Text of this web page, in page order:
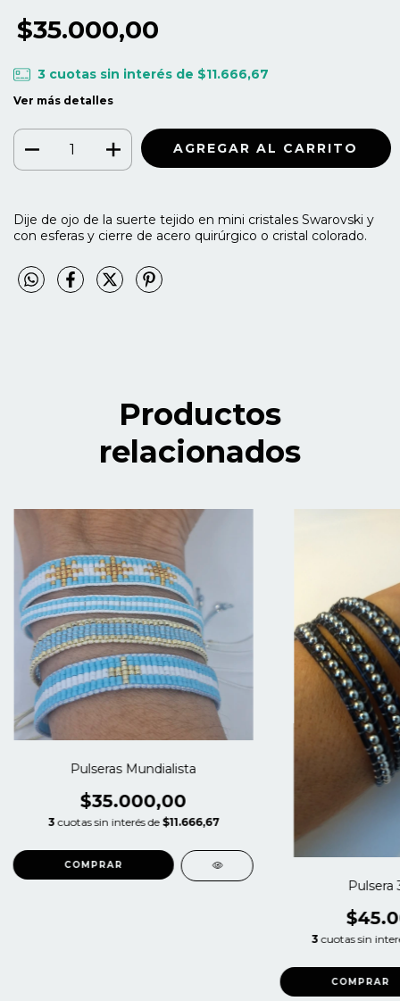
$35.000,00
3 cuotas sin interés de $11.666,67
Ver más detalles
Dije de ojo de la suerte tejido en mini cristales Swarovski y
con esferas y cierre de acero quirúrgico o cristal colorado.
Productos
relacionados
Pulseras Mundialista
$35.000,00
3 cuotas sin interés de $11.666,67
Pulsera
3 cuotas sin